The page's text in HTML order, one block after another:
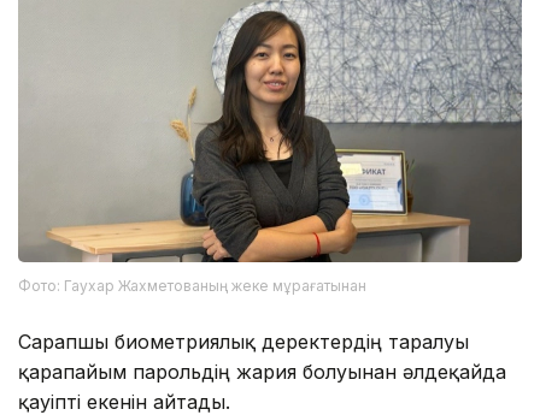
Фото: Гаухар Жахметованың жеке мұрағатынан
Сарапшы биометриялық деректердің таралуы
қарапайым парольдің жария болуынан әлдеқайда
қауіпті екенін айтады.